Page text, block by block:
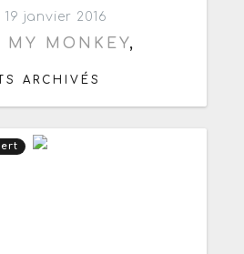
janvier 2016
MY MONKEY,
ARCHIVÉS